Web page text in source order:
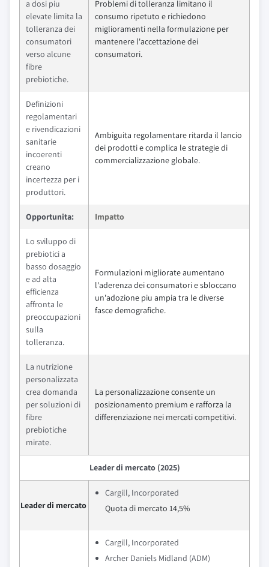
a dosi piu
elevate limita la
tolleranza dei
consumatori
verso alcune
fibre
prebiotiche.
Problemi di tolleranza limitano il
consumo ripetuto e richiedono
miglioramenti nella formulazione per
mantenere l'accettazione dei
consumatori.
Definizioni
regolamentari
e rivendicazioni
sanitarie
incoerenti
creano
incertezza per i
produttori.
Ambiguita regolamentare ritarda il lancio
dei prodotti e complica le strategie di
commercializzazione globale.
Opportunita: Impatto
Lo sviluppo di
prebiotici a
basso dosaggio
e ad alta
efficienza
affronta le
preoccupazioni
sulla
tolleranza.
Formulazioni migliorate aumentano
l'aderenza dei consumatori e sbloccano
un'adozione piu ampia tra le diverse
fasce demografiche.
La nutrizione
personalizzata
crea domanda
per soluzioni di
fibre
prebiotiche
mirate.
La personalizzazione consente un
posizionamento premium e rafforza la
differenziazione nei mercati competitivi.
Leader di mercato (2025)
Leader di mercato
Cargill, Incorporated
Quota di mercato 14,5%
Cargill, Incorporated
Archer Daniels Midland (ADM)